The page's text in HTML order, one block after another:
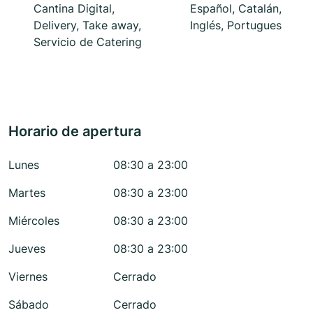
Cantina Digital,
Delivery, Take away,
Servicio de Catering
Español, Catalán,
Inglés, Portugues
Horario de apertura
Lunes
08:30 a 23:00
Martes
08:30 a 23:00
Miércoles
08:30 a 23:00
Jueves
08:30 a 23:00
Viernes
Cerrado
Sábado
Cerrado